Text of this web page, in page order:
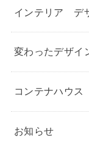
インテリア デ
変わったデザイ
コンテナハウス
お知らせ